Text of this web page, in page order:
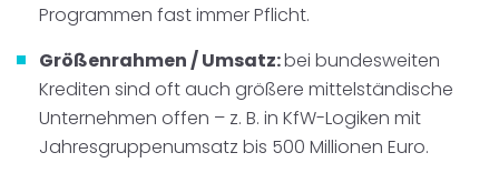
Programmen fast immer Pflicht.
Größenrahmen / Umsatz:bei bundesweiten
Krediten sind oft auch größere mittelständische
Unternehmen offen – z. B. in KfW-Logiken mit
Jahresgruppenumsatz bis 500 Millionen Euro.